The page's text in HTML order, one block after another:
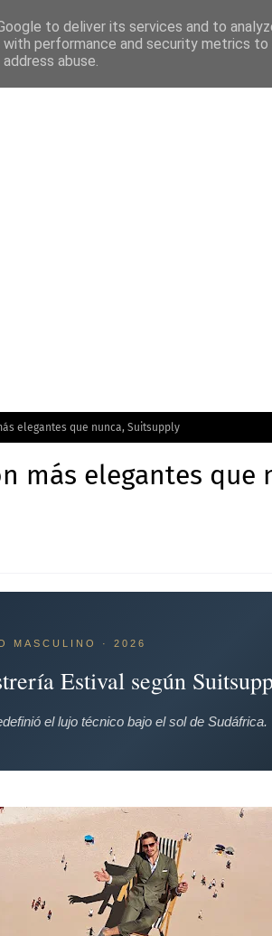
Mega Menu
elegantes que nunca, Suitsupply
más elegantes que
MASCULINO · 2026
Estival según
el lujo técnico bajo el sol de Sudáfrica.
to deliver its services and to
with performance and security metrics
abuse.